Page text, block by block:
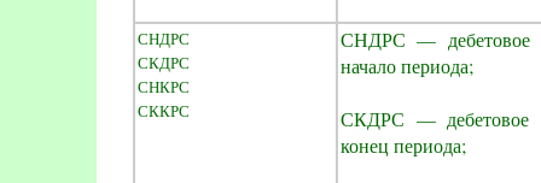
СНДРС
СКДРС
СНКРС
СККРС
СНДРС — дебетовое
начало периода;
СКДРС — дебетовое
конец периода;